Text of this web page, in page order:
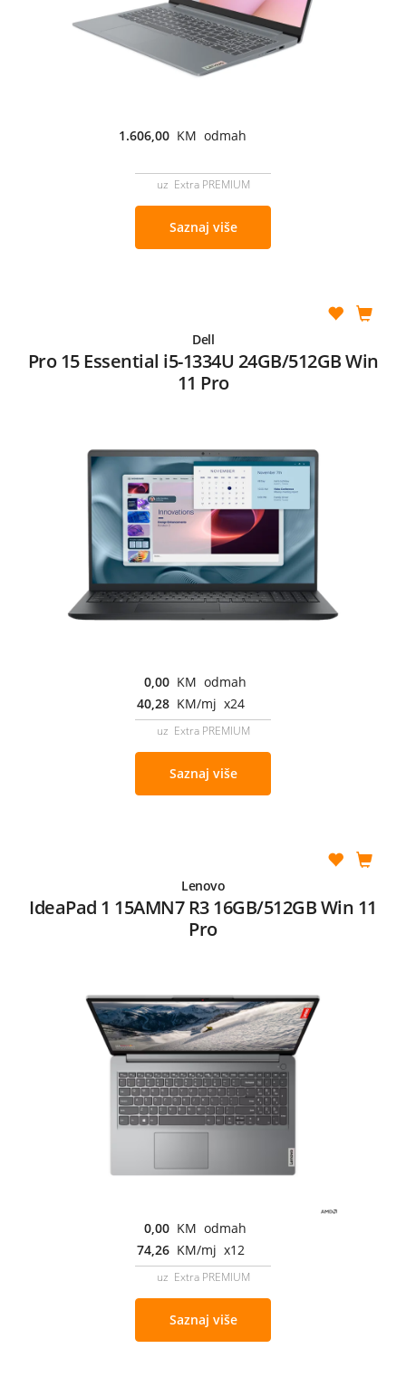
1.606,00 KM odmah
uz Extra PREMIUM
Saznaj više
Dell
Pro 15 Essential i5-1334U 24GB/512GB Win
11 Pro
0,00 KM odmah
40,28 KM/mj x24
uz Extra PREMIUM
Saznaj više
Lenovo
IdeaPad 1 15AMN7 R3 16GB/512GB Win 11
Pro
0,00 KM odmah
74,26 KM/mj x12
uz Extra PREMIUM
Saznaj više